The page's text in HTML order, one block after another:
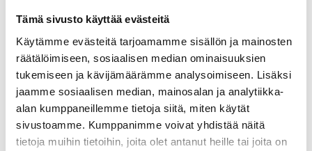
Tämä sivusto käyttää evästeitä
Käytämme evästeitä tarjoamamme sisällön ja mainosten
räätälöimiseen, sosiaalisen median ominaisuuksien
tukemiseen ja kävijämäärämme analysoimiseen. Lisäksi
jaamme sosiaalisen median, mainosalan ja analytiikka-
alan kumppaneillemme tietoja siitä, miten käytät
sivustoamme. Kumppanimme voivat yhdistää näitä
tietoja muihin tietoihin, joita olet antanut heille tai joita on
verksamhetsområde – även de som har
reklamförbud.
Temat för tidningen i år är bioavfall. Dessutom
berättar tidningen bl.a. om hur den nya avfallslagen
påverkar invånarnas avfallshantering och ger tips
och råd för hushållens olika avfallsfrågor.